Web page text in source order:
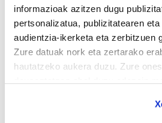
informazioak azitzen dugu
pertsonalizatua, publizitatearen
audientzia-ikerketa eta zerbitzuen
Zure datuak nork eta zertarako
hautatzeko aukera duzu. Zure